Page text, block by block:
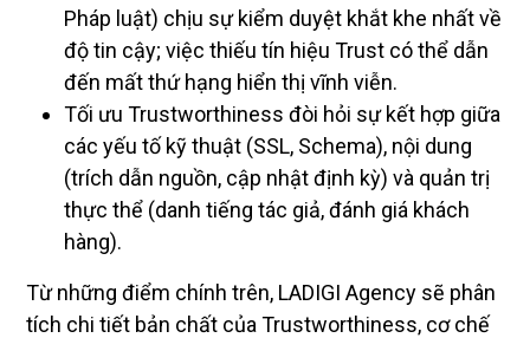
Pháp luật) chịu sự kiểm duyệt khắt khe nhất về
độ tin cậy; việc thiếu tín hiệu Trust có thể dẫn
đến mất thứ hạng hiển thị vĩnh viễn.
Tối ưu Trustworthiness đòi hỏi sự kết hợp giữa
các yếu tố kỹ thuật (SSL, Schema), nội dung
(trích dẫn nguồn, cập nhật định kỳ) và quản trị
thực thể (danh tiếng tác giả, đánh giá khách
hàng).
Từ những điểm chính trên, LADIGI Agency sẽ phân
tích chi tiết bản chất của Trustworthiness, cơ chế